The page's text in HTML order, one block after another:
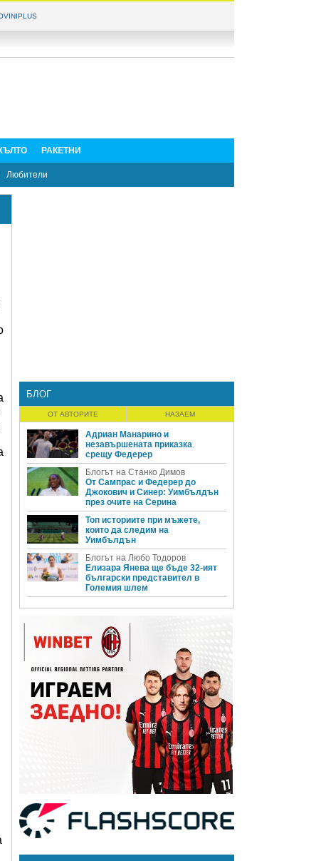
РАКЕТНИ
Любители
БЛОГ
ОТ АВТОРИТЕ НАЗАЕМ
Адриан Манарино и
незавършената приказка
срещу Федерер
Блогът на Станко Димов
От Сампрас и Федерер до
Джокович и Синер: Уимбълдън
през очите на Серина
Топ историите при мъжете,
които да следим на
Уимбълдън
Блогът на Любо Тодоров
Елизара Янева ще бъде 32-ият
български представител в
Големия шлем